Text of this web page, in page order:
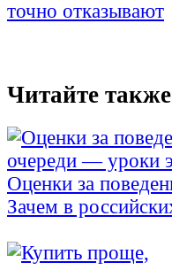
точно отказывают
Читайте также
Оценки за
Зачем в